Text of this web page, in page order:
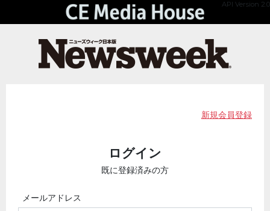
API Version 2.0
新規会員登録
ログイン
既に登録済みの方
メールアドレス